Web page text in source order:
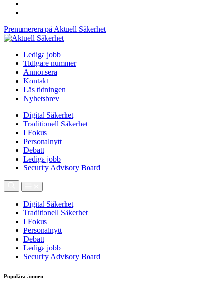
Prenumerera på Aktuell Säkerhet
Lediga jobb
Tidigare nummer
Annonsera
Kontakt
Läs tidningen
Nyhetsbrev
Digital Säkerhet
Traditionell Säkerhet
I Fokus
Personalnytt
Debatt
Lediga jobb
Security Advisory Board
Digital Säkerhet
Traditionell Säkerhet
I Fokus
Personalnytt
Debatt
Lediga jobb
Security Advisory Board
Populära ämnen